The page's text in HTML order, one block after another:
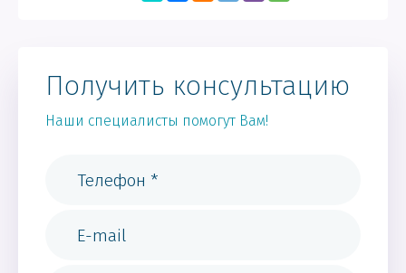
Получить консультацию
Наши специалисты помогут Вам!